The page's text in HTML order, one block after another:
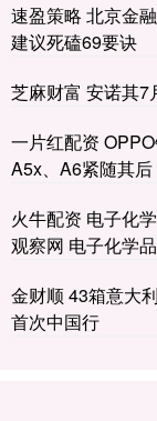
速盈策略 北京金
建议死磕69要诀
芝麻财富 安诺其
一片红配资
A5x、A6紧随其后
火牛配资 电子化
观察网 电子化学
金财顺 43箱意大
首次中国行